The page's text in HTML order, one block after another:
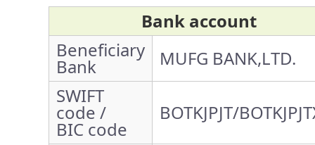
Bank account
Beneficiary
Bank
MUFG BANK,LTD.
SWIFT
code /
BIC code
BOTKJPJT/